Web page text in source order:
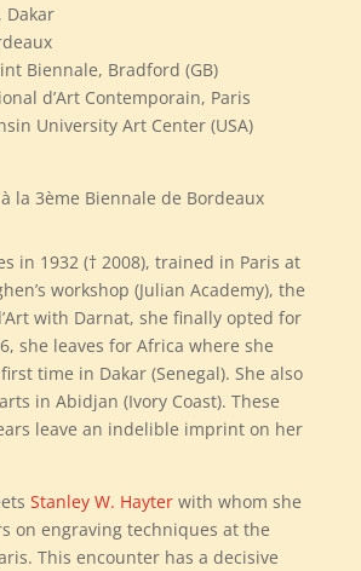
Dakar
Biennale, Bradford (GB)
d’Art Contemporain, Paris
University Art Center (USA)
la 3ème Biennale de Bordeaux
in 1932 († 2008), trained in Paris at
workshop (Julian Academy), the
with Darnat, she finally opted for
she leaves for Africa where she
time in Dakar (Senegal). She also
in Abidjan (Ivory Coast). These
leave an indelible imprint on her
Stanley W. Hayter with whom she
on engraving techniques at the
This encounter has a decisive